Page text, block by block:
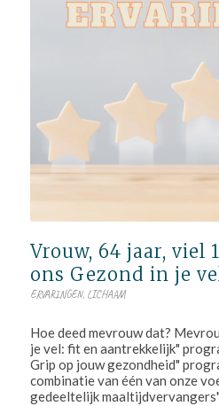
Vrouw, 64 jaar, viel
ons Gezond in je
ERVARINGEN, LICHAAM
Hoe deed mevrouw dat?
je vel: fit en aantrekkelijk"
Grip op jouw gezondheid"
combinatie van één van onze
gedeeltelijk